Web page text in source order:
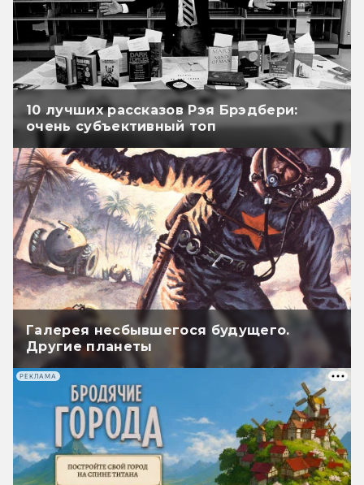
10 лучших рассказов Рэя Брэдбери:
очень субъективный топ
Галерея несбывшегося будущего.
Другие планеты
РЕКЛАМА